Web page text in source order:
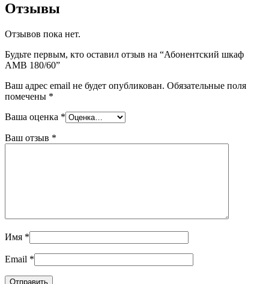
Отзывы
Отзывов пока нет.
Будьте первым, кто оставил отзыв на “Абонентский шкаф
AMB 180/60”
Ваш адрес email не будет опубликован. Обязательные поля
помечены *
Ваша оценка *
Ваш отзыв *
Имя *
Email *